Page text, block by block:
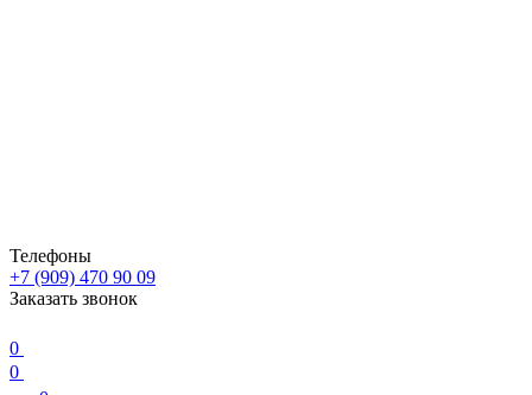
Телефоны
+7 (909) 470 90 09
Заказать звонок
0
0